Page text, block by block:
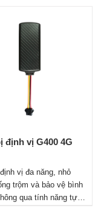
định vị G400 4G
vị đa năng, nhỏ
trộm và bảo vệ bình
qua tính năng tự